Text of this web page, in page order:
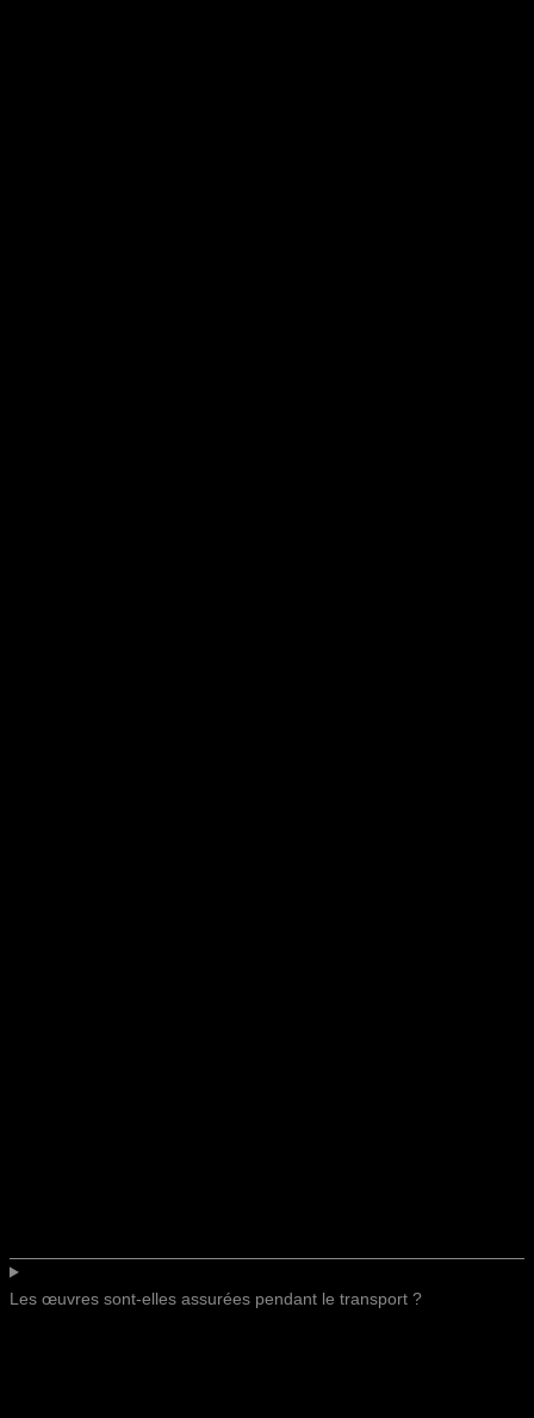
Les œuvres sont-elles assurées pendant le transport ?